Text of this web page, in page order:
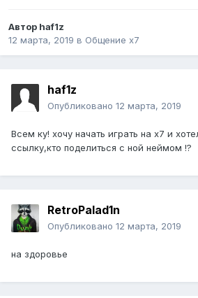
Автор haf1z
12 марта, 2019 в Общение x7
haf1z
Опубликовано 12 марта, 2019
Всем ку! хочу начать играть на х7 и
ссылку,кто поделиться с ной неймом !?
RetroPalad1n
Опубликовано 12 марта, 2019
на здоровье